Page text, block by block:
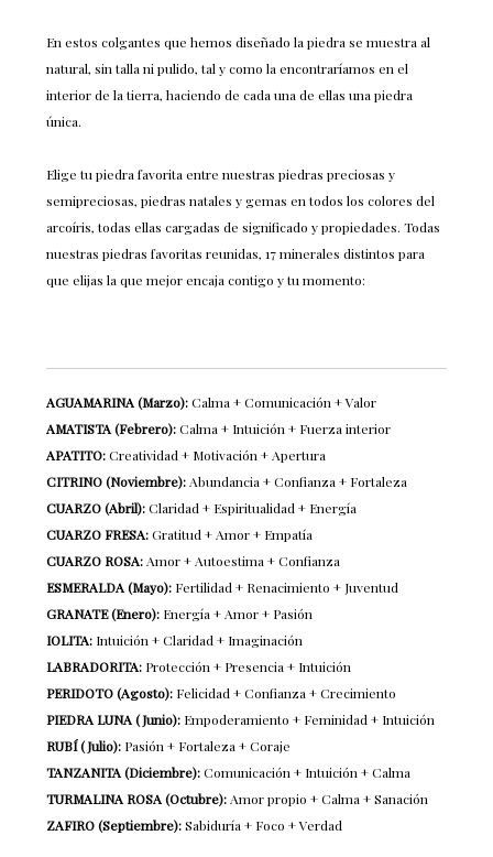
En estos colgantes que hemos diseñado la piedra se muestra al
natural, sin talla ni pulido, tal y como la encontraríamos en el
interior de la tierra, haciendo de cada una de ellas una piedra
única.
Elige tu piedra favorita entre nuestras piedras preciosas y
semipreciosas, piedras natales y gemas en todos los colores del
arcoíris, todas ellas cargadas de significado y propiedades. Todas
nuestras piedras favoritas reunidas, 17 minerales distintos para
que elijas la que mejor encaja contigo y tu momento:
AGUAMARINA (Marzo):Calma + Comunicación + Valor
AMATISTA (Febrero):Calma + Intuición + Fuerza interior
APATITO:Creatividad + Motivación + Apertura
CITRINO (Noviembre):Abundancia + Confianza + Fortaleza
CUARZO (Abril):Claridad + Espiritualidad + Energía
CUARZO FRESA:Gratitud + Amor + Empatía
CUARZO ROSA:Amor + Autoestima + Confianza
ESMERALDA (Mayo):Fertilidad + Renacimiento + Juventud
GRANATE (Enero):Energía + Amor + Pasión
IOLITA:Intuición + Claridad + Imaginación
LABRADORITA:Protección + Presencia + Intuición
PERIDOTO (Agosto):Felicidad + Confianza + Crecimiento
PIEDRA LUNA (Junio):Empoderamiento + Feminidad + Intuición
RUBÍ (Julio):Pasión + Fortaleza + Coraje
TANZANITA (Diciembre):Comunicación + Intuición + Calma
TURMALINA ROSA (Octubre):Amor propio + Calma + Sanación
ZAFIRO (Septiembre):Sabiduría + Foco + Verdad